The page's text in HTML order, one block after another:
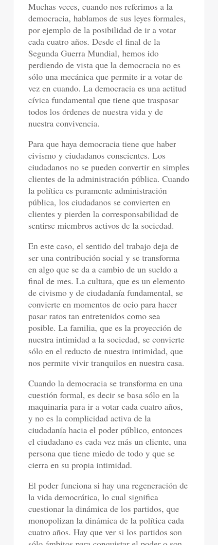
Muchas veces, cuando nos referimos a la
democracia, hablamos de sus leyes formales,
por ejemplo de la posibilidad de ir a votar
cada cuatro años. Desde el final de la
Segunda Guerra Mundial, hemos ido
perdiendo de vista que la democracia no es
sólo una mecánica que permite ir a votar de
vez en cuando. La democracia es una actitud
cívica fundamental que tiene que traspasar
todos los órdenes de nuestra vida y de
nuestra convivencia.
Para que haya democracia tiene que haber
civismo y ciudadanos conscientes. Los
ciudadanos no se pueden convertir en simples
clientes de la administración pública. Cuando
la política es puramente administración
pública, los ciudadanos se convierten en
clientes y pierden la corresponsabilidad de
sentirse miembros activos de la sociedad.
En este caso, el sentido del trabajo deja de
ser una contribución social y se transforma
en algo que se da a cambio de un sueldo a
final de mes. La cultura, que es un elemento
de civismo y de ciudadanía fundamental, se
convierte en momentos de ocio para hacer
pasar ratos tan entretenidos como sea
posible. La familia, que es la proyección de
nuestra intimidad a la sociedad, se convierte
sólo en el reducto de nuestra intimidad, que
nos permite vivir tranquilos en nuestra casa.
Cuando la democracia se transforma en una
cuestión formal, es decir se basa sólo en la
maquinaria para ir a votar cada cuatro años,
y no es la complicidad activa de la
ciudadanía hacia el poder público, entonces
el ciudadano es cada vez más un cliente, una
persona que tiene miedo de todo y que se
cierra en su propia intimidad.
El poder funciona si hay una regeneración de
la vida democrática, lo cual significa
cuestionar la dinámica de los partidos, que
monopolizan la dinámica de la política cada
cuatro años. Hay que ver si los partidos son